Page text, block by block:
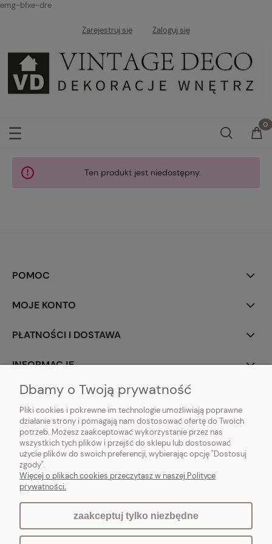
emg-bfxe-dre
Zarejestruj się Zaloguj się
Ten produkt jest niedostępny.
POMOC
MOJE KONTO
PŁATNOŚCI I DOSTAWA
INFORMACJE
O NAS
Vintagedeco.pl - sklep internetowy - meble i artykuły dekoracyjne do domu
i ogrodu w stylu vintage, skandynawskim, prowansalskim, boho, shabby
chic, industrialnym i loft.
Dbamy o Twoją prywatność
Pliki cookies i pokrewne im technologie umożliwiają poprawne
działanie strony i pomagają nam dostosować ofertę do Twoich
potrzeb. Możesz zaakceptować wykorzystanie przez nas
wszystkich tych plików i przejść do sklepu lub dostosować
użycie plików do swoich preferencji, wybierając opcję "Dostosuj
zgody".
Więcej o plikach cookies przeczytasz w naszej Polityce
prywatności.
zaakceptuj tylko niezbędne